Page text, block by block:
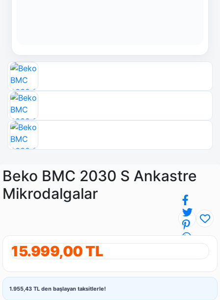
Beko BMC 2030 S Ankastre
Mikrodalgalar
15.999,00 TL
1.955,43 TL den başlayan taksitlerle!